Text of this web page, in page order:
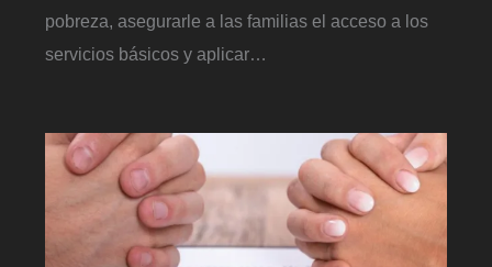
pobreza, asegurarle a las familias el acceso a los
servicios básicos y aplicar…